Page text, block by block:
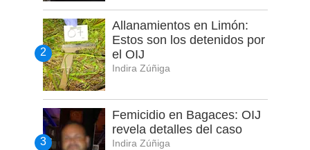
Allanamientos en Limón:
Estos son los detenidos por
el OIJ
Indira Zúñiga
Femicidio en Bagaces: OIJ
revela detalles del caso
Indira Zúñiga